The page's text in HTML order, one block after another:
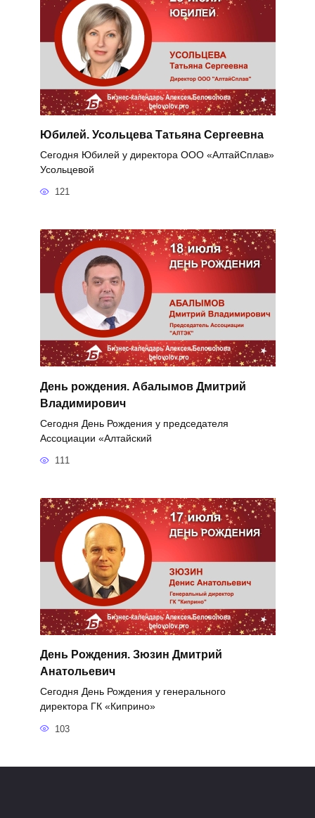
Юбилей. Усольцева Татьяна Сергеевна
Сегодня Юбилей у директора ООО «АлтайСплав»
Усольцевой
121
День рождения. Абалымов Дмитрий
Владимирович
Сегодня День Рождения у председателя
Ассоциации «Алтайский
111
День Рождения. Зюзин Дмитрий
Анатольевич
Сегодня День Рождения у генерального
директора ГК «Киприно»
103